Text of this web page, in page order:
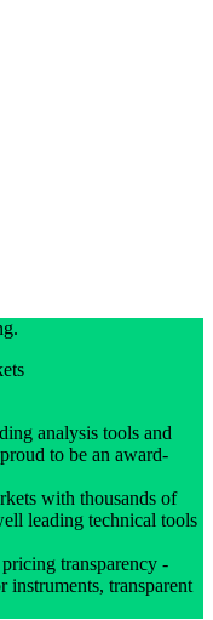
analysis tools and
to be an award-
with thousands of
leading technical tools
transparency -
transparent